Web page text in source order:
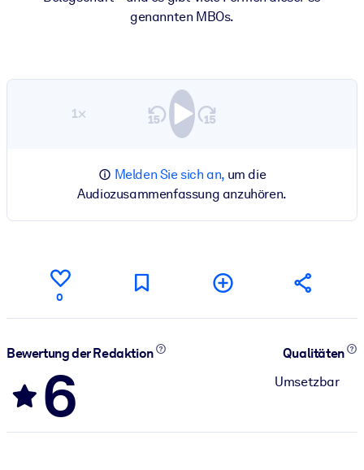
genannten MBOs.
1×
Melden Sie sich an,um die
Audiozusammenfassung anzuhören.
0
Bewertung der Redaktion
6
Qualitäten
Umsetzbar